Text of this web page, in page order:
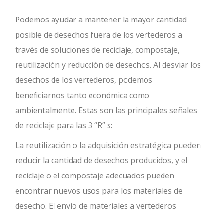
Podemos ayudar a mantener la mayor cantidad
posible de desechos fuera de los vertederos a
través de soluciones de reciclaje, compostaje,
reutilización y reducción de desechos. Al desviar los
desechos de los vertederos, podemos
beneficiarnos tanto económica como
ambientalmente. Estas son las principales señales
de reciclaje para las 3 “R” s:
La reutilización o la adquisición estratégica pueden
reducir la cantidad de desechos producidos, y el
reciclaje o el compostaje adecuados pueden
encontrar nuevos usos para los materiales de
desecho. El envío de materiales a vertederos